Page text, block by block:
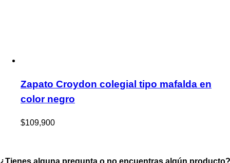
Zapato Croydon colegial tipo mafalda en
color negro
$109,900
¿Tienes alguna pregunta o no encuentras algún producto?